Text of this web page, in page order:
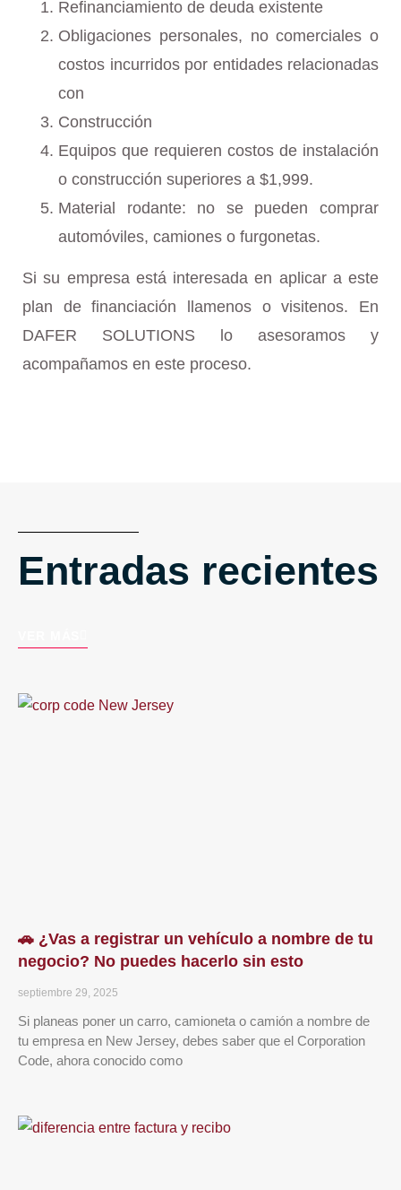
Refinanciamiento de deuda existente
Obligaciones personales, no comerciales o
costos incurridos por entidades relacionadas
con
Construcción
Equipos que requieren costos de instalación
o construcción superiores a $1,999.
Material rodante: no se pueden comprar
automóviles, camiones o furgonetas.
Si su empresa está interesada en aplicar a este
plan de financiación llamenos o visitenos. En
DAFER SOLUTIONS lo asesoramos y
acompañamos en este proceso.
Entradas recientes
🚗 ¿Vas a registrar un vehículo a nombre de tu
negocio? No puedes hacerlo sin esto
septiembre 29, 2025
Si planeas poner un carro, camioneta o camión a nombre de
tu empresa en New Jersey, debes saber que el Corporation
Code, ahora conocido como